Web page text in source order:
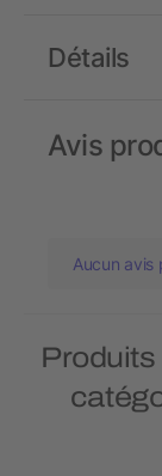
Détails
Avis
Aucun avis